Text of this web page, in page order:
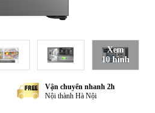
Xem
10 hình
Vận chuyển nhanh 2h
Nội thành Hà Nội